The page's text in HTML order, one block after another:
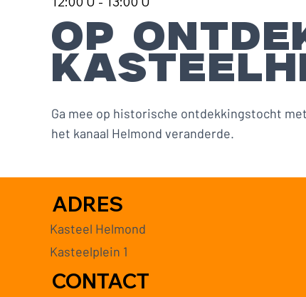
OP
Ga mee op historische ontdekkingstocht
het kanaal Helmond veranderde.
ADRES
Kasteel Helmond
Kasteelplein 1
CONTACT